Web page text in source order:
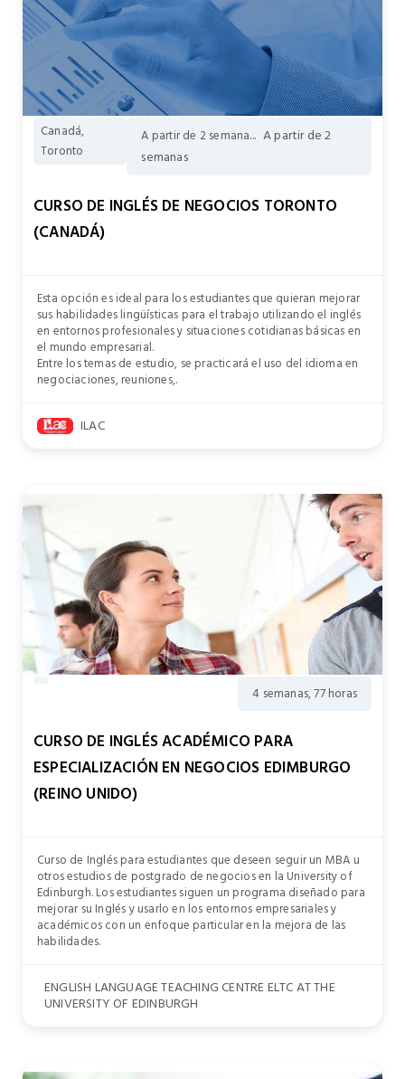
Canadá,
Toronto
A partir de 2 semana... A partir de 2
semanas
CURSO DE INGLÉS DE NEGOCIOS TORONTO
(CANADÁ)
Esta opción es ideal para los estudiantes que quieran mejorar
sus habilidades lingüísticas para el trabajo utilizando el inglés
en entornos profesionales y situaciones cotidianas básicas en
el mundo empresarial.
Entre los temas de estudio, se practicará el uso del idioma en
negociaciones, reuniones,.
ILAC
4 semanas, 77 horas
CURSO DE INGLÉS ACADÉMICO PARA
ESPECIALIZACIÓN EN NEGOCIOS EDIMBURGO
(REINO UNIDO)
Curso de Inglés para estudiantes que deseen seguir un MBA u
otros estudios de postgrado de negocios en la University of
Edinburgh. Los estudiantes siguen un programa diseñado para
mejorar su Inglés y usarlo en los entornos empresariales y
académicos con un enfoque particular en la mejora de las
habilidades.
ENGLISH LANGUAGE TEACHING CENTRE ELTC AT THE
UNIVERSITY OF EDINBURGH